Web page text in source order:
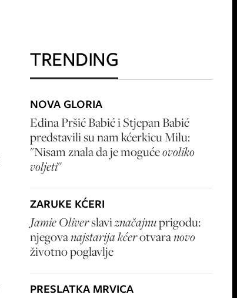
TRENDING
NOVA GLORIA
Edina Pršić Babić i Stjepan Babić
predstavili su nam kćerkicu Milu:
"Nisam znala da je mogućeovoliko
voljeti"
ZARUKE KĆERI
Jamie Oliverslaviznačajnuprigodu:
njegovanajstarija kćerotvaranovo
životno poglavlje
PRESLATKA MRVICA